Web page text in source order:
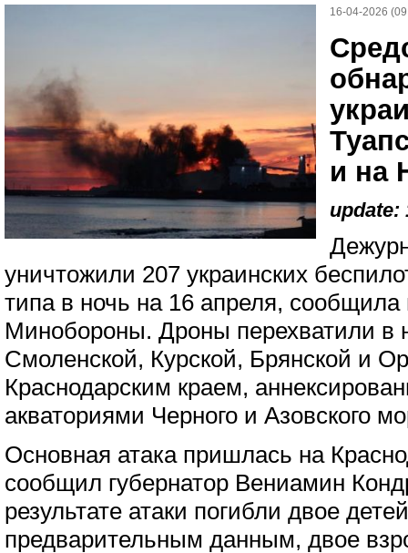
16-04-2026
и на
update:
уничтожили 207 украинских
типа в ночь на 16 апреля, сообщила
Минобороны. Дроны перехватили в
Смоленской, Курской, Брянской и
Краснодарским краем,
акваториями Черного и Азовского
Основная атака пришлась на
сообщил губернатор Вениамин
результате атаки погибли двое
предварительным данным, двое